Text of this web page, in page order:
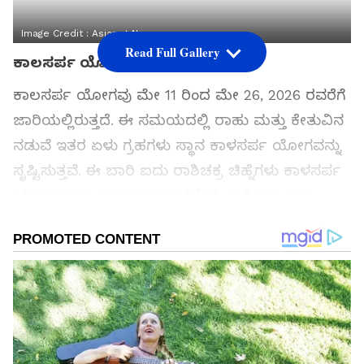
Image Credit : Asianet News
ಕಾಲಸರ್ಪ ಯೋಗ
ಕಾಲಸರ್ಪ ಯೋಗವು ಮೇ 11 ರಿಂದ ಮೇ 26, 2026 ರವರೆಗೆ
ಜಾರಿಯಲ್ಲಿರುತ್ತದೆ. ಈ ಸಮಯದಲ್ಲಿ ರಾಹು ಮತ್ತು ಕೇತುವಿನ
ನಡುವೆ ಇತರ ಏಳು ಗ್ರಹಗಳು ಸ್ಥಾನ ಕಾಳಸರ್ಪ ಯೋಗವನ್ನು
ಸೃಷ್ಟಿಸುತ್ತವೆ. ಈ ಬಾರಿ ಐದು ರಾಶಿಚಕ್ರ ಚಿಹ್ನೆಗಳು ಕಾಳಸರ್ಪ
ಸಮಗ್ರ ಸುದ್ದಿ ಮೂಲವನ್ನಾಗಿ asianet suvarna news ಅನ್ನು
ಆಯ್ಕೆ ಮಾಡಿಕೊಳ್ಳಿ
Read Full Gallery